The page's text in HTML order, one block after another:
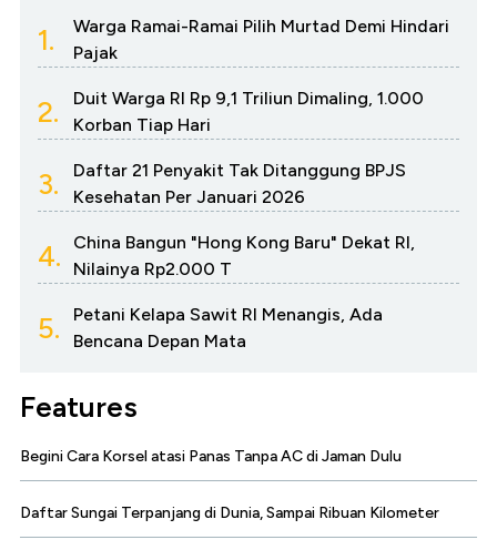
1.
Warga Ramai-Ramai Pilih Murtad Demi Hindari
Pajak
2.
Duit Warga RI Rp 9,1 Triliun Dimaling, 1.000
Korban Tiap Hari
3.
Daftar 21 Penyakit Tak Ditanggung BPJS
Kesehatan Per Januari 2026
4.
China Bangun "Hong Kong Baru" Dekat RI,
Nilainya Rp2.000 T
5.
Petani Kelapa Sawit RI Menangis, Ada
Bencana Depan Mata
Features
Begini Cara Korsel atasi Panas Tanpa AC di Jaman Dulu
Daftar Sungai Terpanjang di Dunia, Sampai Ribuan Kilometer